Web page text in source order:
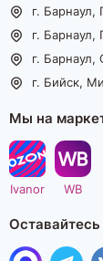
г. Барнаул,
г. Барнаул,
г. Барнаул,
г. Бийск,
Мы на
Ivanor WB